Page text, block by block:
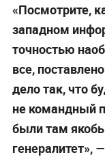
«Посмотрите,
западном
точностью
все,
дело так, что
не командный
были там
генералитет»,—